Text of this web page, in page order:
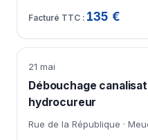
135 €
21 mai
Débouchage
hydrocureur
Rue de la République ·